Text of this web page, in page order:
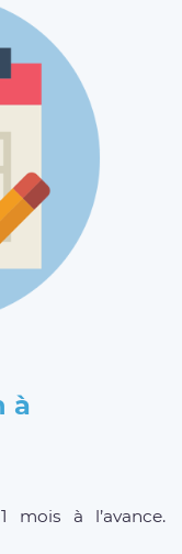
à
mois à l’avance.